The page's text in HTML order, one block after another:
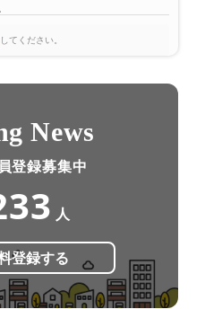
してください。
News
登録募集中
人
登録する